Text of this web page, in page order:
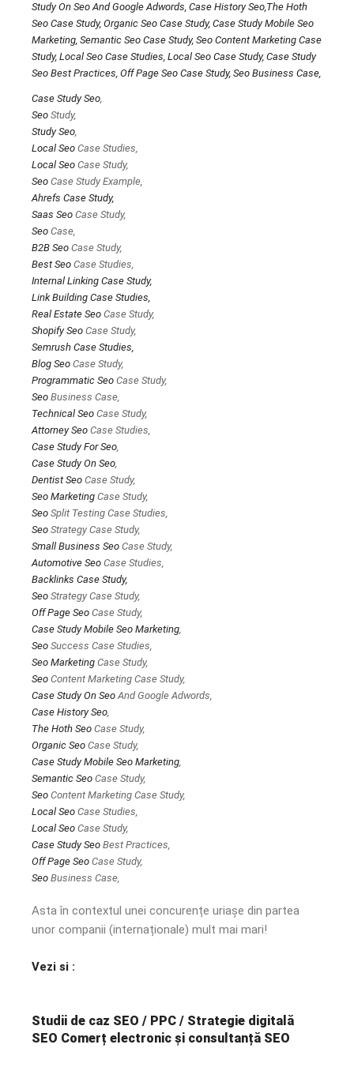
Case StudySeo
Seo Study,
StudySeo
Local Seo Case Studies,
Local Seo Case Study,
Seo Case Study Example,
Ahrefs Case Study,
Saas Seo Case Study,
Seo Case,
B2B Seo Case Study,
BestSeo Case Studies,
Internal Linking Case Study,
Link Building Case Studies,
Real Estate Seo Case Study,
ShopifySeo Case Study,
Semrush Case Studies,
Blog Seo Case Study,
Programmatic Seo Case Study,
Seo Business Case,
Technical Seo Case Study,
AttorneySeo Case Studies,
Case Study ForSeo
Case Study On Seo
DentistSeo Case Study,
Seo Marketing Case Study,
Seo Split Testing Case Studies,
Seo Strategy Case Study,
Small Business Seo Case Study,
Automotive Seo Case Studies,
Backlinks Case Study,
Seo Strategy Case Study,
Off Page Seo Case Study,
Case Study Mobile Seo Marketing
Seo Success Case Studies,
Seo Marketing Case Study,
Seo Content Marketing Case Study,
Case Study On Seo And Google Adwords,
Case HistorySeo
The Hoth Seo Case Study,
Organic Seo Case Study,
Case Study Mobile Seo Marketing
Semantic Seo Case Study,
Seo Content Marketing Case Study,
Local Seo Case Studies,
Local Seo Case Study,
Case StudySeo Best Practices,
Off Page Seo Case Study,
Seo Business Case,
Asta în contextul unei concurențe uriașe din partea
unor companii (internaționale) mult mai mari!
Vezi si :
Studii de caz SEO / PPC / Strategie digitală
SEO Comerț electronic și consultanță SEO